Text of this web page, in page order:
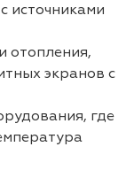
источниками
отопления,
экранов с
где